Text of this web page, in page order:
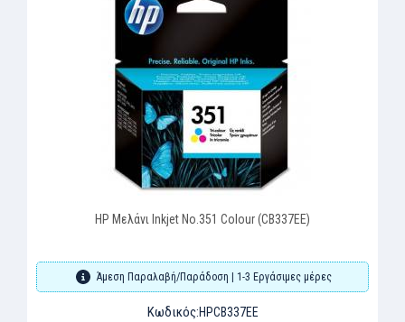
HP Μελάνι Inkjet Nο.351 Colour (CB337EE)
Άμεση Παραλαβή/Παράδοση | 1-3 Εργάσιμες μέρες
Κωδικός:HPCB337EE